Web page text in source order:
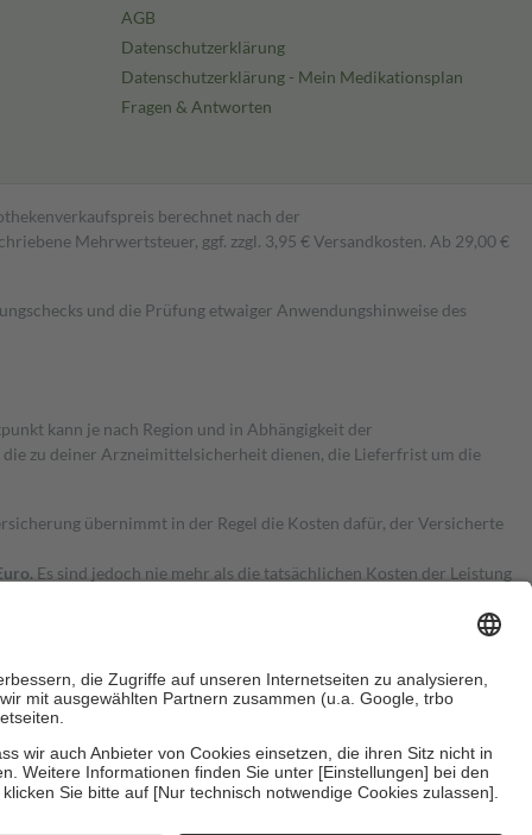
AGB
Datenschutzerklärung
Datenschutzerklärung - Mein Medikationsplan
Fragen & Antworten
berechnet nach der
Mehrwertsteuer, ggf. zzgl. 3,95 € Versandkosten. Ab 29,00 €
und die Prüfung etwaiger Anwendungshinweise des
kann je nach Region und in Abhängigkeit der
zu deiner Arzneimittelsicherheit dienen, die Lieferfrist um die
übernimmt in der Regel die Kosten dafür, der Versicherte
Es sind jedoch nie mehr als die tatsächlichen Kosten der Leistung
Zuzahlungen an bei: